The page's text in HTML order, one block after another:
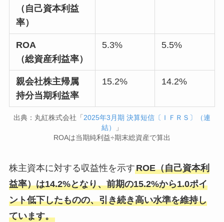
（自己資本利益
率）
ROA
（総資産利益率）
5.3% 5.5%
親会社株主帰属
持分当期利益率
15.2% 14.2%
出典：丸紅株式会社「2025年3月期 決算短信〔ＩＦＲＳ〕（連
結）
」
ROAは当期純利益÷期末総資産で算出
株主資本に対する収益性を示すROE（自己資本利
益率）は14.2%となり、前期の15.2%から1.0ポイ
ント低下したものの、引き続き高い水準を維持し
ています。